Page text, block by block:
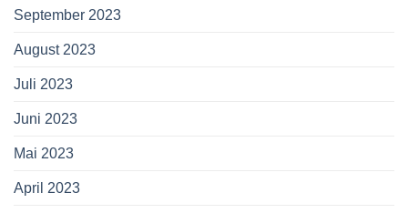
September 2023
August 2023
Juli 2023
Juni 2023
Mai 2023
April 2023